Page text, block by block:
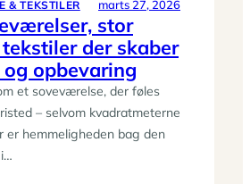
& TEKSTILER marts 27, 2026
stor
der skaber
og opbevaring
et soveværelse, der føles
– selvom kvadratmeterne
er hemmeligheden bag den